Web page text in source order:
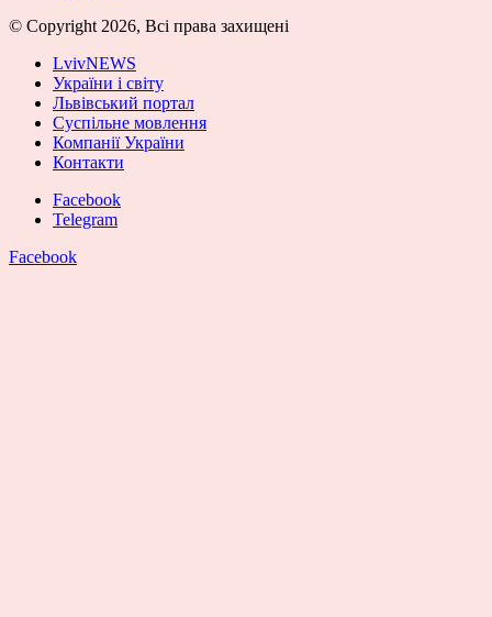
© Copyright 2026, Всі права захищені
LvivNEWS
України і світу
Львівський портал
Суспільне мовлення
Компанії України
Контакти
Facebook
Telegram
Facebook